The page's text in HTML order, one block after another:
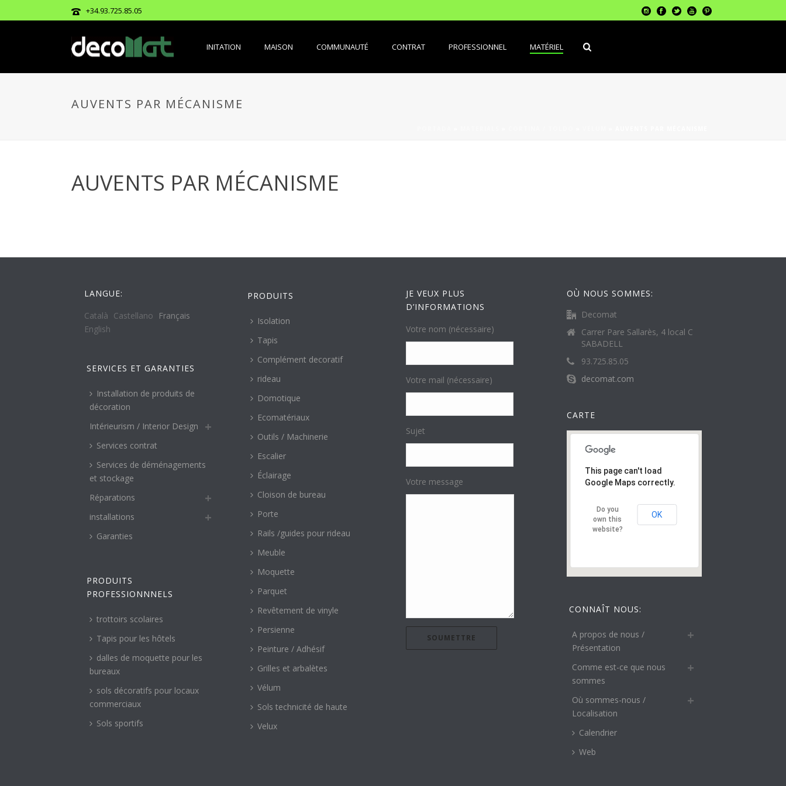
+34.93.725.85.05
INITATION MAISON COMMUNAUTÉ CONTRAT PROFESSIONNEL MATÉRIEL
AUVENTS PAR MÉCANISME
AUVENTS PAR MÉCANISME
LANGUE:
Català Castellano
Français
English
SERVICES ET GARANTIES
Installation de produits de
décoration
Intérieurism / Interior Design
Services contrat
Services de déménagements
et stockage
Réparations
installations
Garanties
PRODUITS
PROFESSIONNNELS
trottoirs scolaires
Tapis pour les hôtels
dalles de moquette pour les
bureaux
sols décoratifs pour locaux
commerciaux
Sols sportifs
PRODUITS
Isolation
Tapis
Complément decoratif
rideau
Domotique
Ecomatériaux
Outils / Machinerie
Escalier
Éclairage
Cloison de bureau
Porte
Rails /guides pour rideau
Meuble
Moquette
Parquet
Revêtement de vinyle
Persienne
Peinture / Adhésif
Grilles et arbalètes
Vélum
Sols technicité de haute
Velux
JE VEUX PLUS
D’INFORMATIONS
Votre nom (nécessaire)
Votre mail (nécessaire)
Sujet
Votre message
OÙ NOUS SOMMES:
Decomat
Carrer Pare Sallarès, 4 local C
SABADELL
93.725.85.05
decomat.com
CARTE
This page can't load
Google Maps correctly.
Do you
own this
website?
OK
CONNAÎT NOUS:
A propos de nous /
Présentation
Comme est-ce que nous
sommes
Où sommes-nous /
Localisation
Calendrier
Web